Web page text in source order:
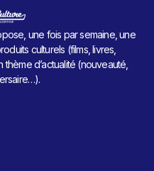
une fois par semaine, une
culturels (films, livres,
d’actualité (nouveauté,